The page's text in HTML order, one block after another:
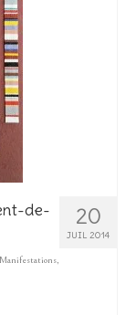
20
JUIL 2014
de-
Manifestations,